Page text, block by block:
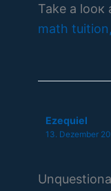
Take a looк
math tuition,
Ezequiel
13. Dezember